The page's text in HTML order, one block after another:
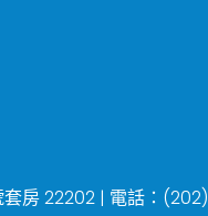
套房 22202 | 電話：(202)